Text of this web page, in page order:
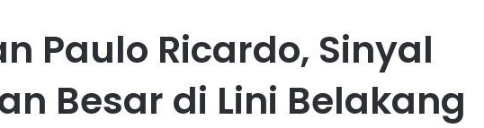
Paulo Ricardo, Sinyal
Besar di Lini Belakang